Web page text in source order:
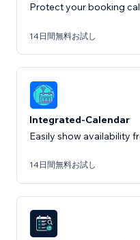
Protect your booking
14日間無料お試し
Integrated-Calendar
Easily show availability
14日間無料お試し